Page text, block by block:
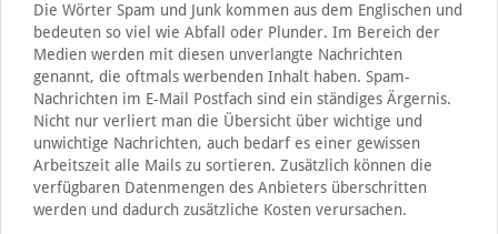
Die Wörter Spam und Junk kommen aus dem Englischen und
bedeuten so viel wie Abfall oder Plunder. Im Bereich der
Medien werden mit diesen unverlangte Nachrichten
genannt, die oftmals werbenden Inhalt haben. Spam-
Nachrichten im E-Mail Postfach sind ein ständiges Ärgernis.
Nicht nur verliert man die Übersicht über wichtige und
unwichtige Nachrichten, auch bedarf es einer gewissen
Arbeitszeit alle Mails zu sortieren. Zusätzlich können die
verfügbaren Datenmengen des Anbieters überschritten
werden und dadurch zusätzliche Kosten verursachen.